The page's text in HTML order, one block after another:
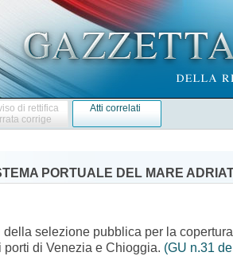
di rettifica
corrige
Atti correlati
PORTUALE DEL MARE
della selezione pubblica per la
porti di Venezia e Chioggia. (GU n.31